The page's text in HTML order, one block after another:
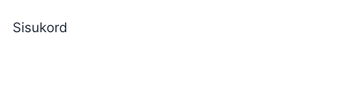
Sisukord